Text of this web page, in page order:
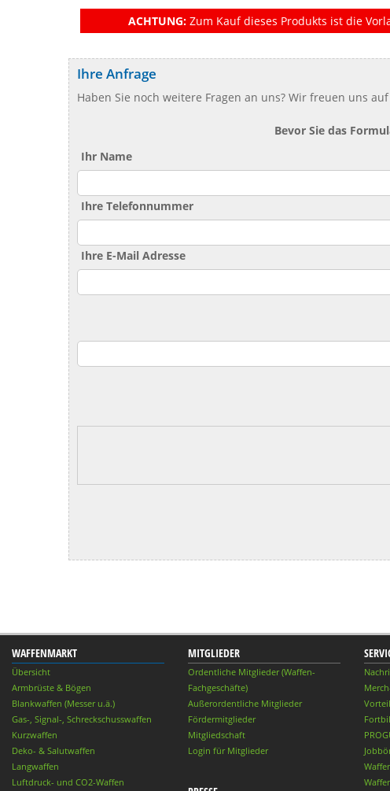
ACHTUNG: Zum Kauf dieses Produkts ist die
Ihre Anfrage
Haben Sie noch weitere Fragen an uns? Wir freuen uns
Bevor Sie das
Ihr Name
Ihre Telefonnummer
Ihre E-Mail Adresse
WAFFENMARKT
Übersicht
Armbrüste & Bögen
Blankwaffen (Messer u.ä.)
Gas-, Signal-, Schreckschusswaffen
Kurzwaffen
Deko- & Salutwaffen
Langwaffen
Luftdruck- und CO2-Waffen
MITGLIEDER
Ordentliche Mitglieder (Waffen-
Fachgeschäfte)
Außerordentliche Mitglieder
Fördermitglieder
Mitgliedschaft
Login für Mitglieder